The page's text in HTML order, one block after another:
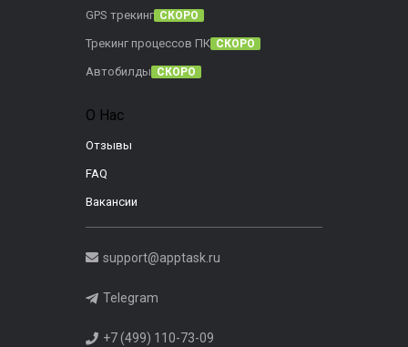
GPS трекинг СКОРО
Трекинг процессов ПК СКОРО
Автобилды СКОРО
О Нас
Отзывы
FAQ
Вакансии
support@apptask.ru
Telegram
+7 (499) 110-73-09